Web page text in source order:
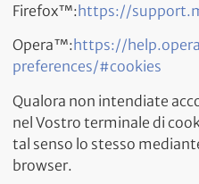
Firefox™:https://
Opera™:https://
preferences/#cookies
Qualora non intendiate
nel Vostro terminale di
tal senso lo stesso
browser.